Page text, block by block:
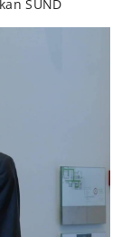
SUND